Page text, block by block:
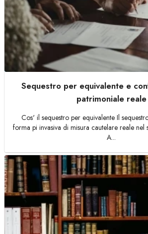
Sequestro per equivalente e
patrimoniale reale
Cos' il sequestro per equivalente Il
forma pi invasiva di misura cautelare reale nel
A...